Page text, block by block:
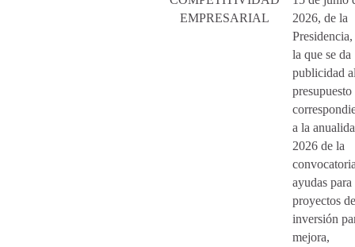
EMPRESARIAL
2026, de la
la que se da
publicidad
presupuesto
a la
2026 de la
ayudas para
proyectos de
inversión
mejora,